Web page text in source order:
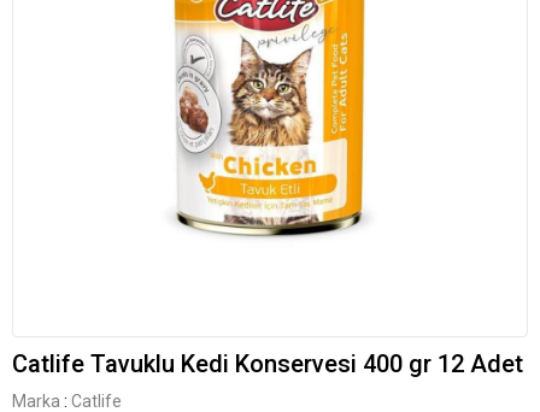
Catlife Tavuklu Kedi Konservesi 400 gr 12 Adet
Marka : Catlife